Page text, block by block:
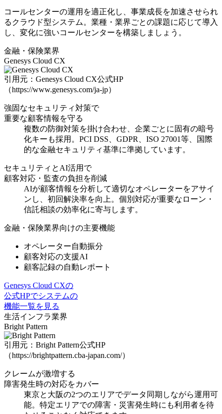
コールセンターの運用を適正化し、事業成長を加速させられ
るクラウド型システム。業種・業界ごとの課題に応じて導入
し、変化に強いコールセンターを構築しましょう。
金融・保険業界
Genesys Cloud CX
引用元：Genesys Cloud CX公式HP
（https://www.genesys.com/ja-jp）
強固なセキュリティ対策で
重要な顧客情報を守る
複数の防御対策を掛け合わせ、企業ごとに固有の暗号
化キーも採用 。PCI DSS、GDPR、ISO 27001等、国際
的な金融セキュリティ基準に準拠しています。
セキュリティとAI活用で
顧客対応・監査の負担を削減
AIが顧客情報を分析して適切なオペレーターをアサイ
ンし、初回解決率を向上。 個別対応が重要なローン・
信託相談の効率化に寄与します。
金融・保険業界向けの主要機能
オペレーター自動振分
顧客対応の支援AI
顧客記録の自動レポート
Genesys Cloud CXの
公式HPでシステムの
機能一覧を見る
生活インフラ業界
Bright Pattern
引用元：Bright Pattern公式HP
（https://brightpattern.cba-japan.com/）
クレームが激増する
障害発生時の対応をカバー
東京と大阪の2つのエリアでデータ同期しながら運用可
能。特定エリアでの障害・災害発生時にも利用者を待